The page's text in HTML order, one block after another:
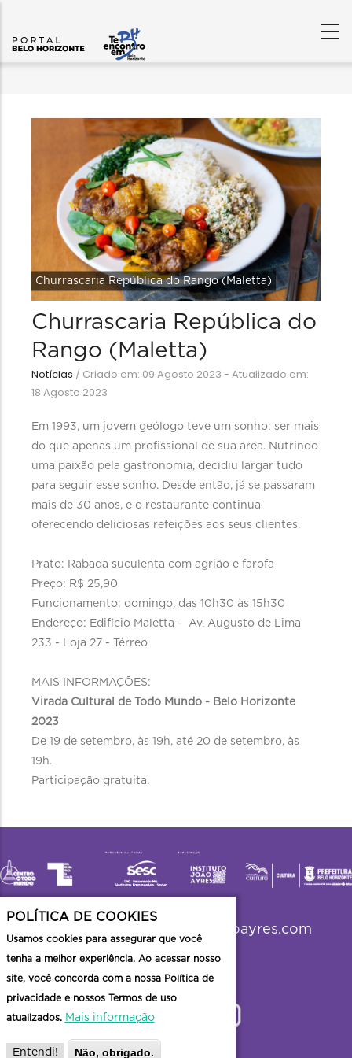
Churrascaria República do Rango (Maletta)
Churrascaria República do
Rango (Maletta)
Notícias / Criado em: 09 Agosto 2023 - Atualizado em:
18 Agosto 2023
Em 1993, um jovem geólogo teve um sonho: ser mais
do que apenas um profissional de sua área. Nutrindo
uma paixão pela gastronomia, decidiu largar tudo
para seguir esse sonho. Desde então, já se passaram
mais de 30 anos, e o restaurante continua
oferecendo deliciosas refeições aos seus clientes.
Prato: Rabada suculenta com agrião e farofa
Preço: R$ 25,90
Funcionamento: domingo, das 10h30 às 15h30
Endereço: Edifício Maletta - Av. Augusto de Lima
233 - Loja 27 - Térreo
MAIS INFORMAÇÕES:
Virada Cultural de Todo Mundo - Belo Horizonte
2023
De 19 de setembro, às 19h, até 20 de setembro, às
19h.
Participação gratuita.
viradabh2023@institutojoaoayres.com
POLÍTICA DE COOKIES
Usamos cookies para assegurar que você
tenha a melhor experiência. Ao acessar nosso
site, você concorda com a nossa Política de
privacidade e nossos Termos de uso
atualizados. Mais informação
Entendi! Não, obrigado.